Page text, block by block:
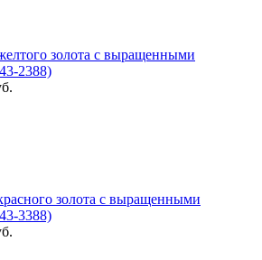
золота с выращенными
2388)
золота с выращенными
3388)